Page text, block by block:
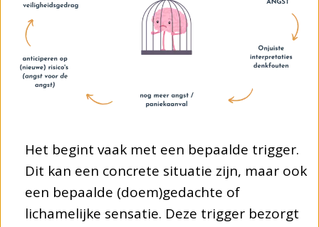
Het begint vaak met een bepaalde trigger.
Dit kan een concrete situatie zijn, maar ook
een bepaalde (doem)gedachte of
lichamelijke sensatie. Deze trigger bezorgt